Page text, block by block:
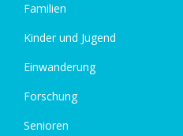
Familien
Kinder und Jugend
Einwanderung
Forschung
Senioren